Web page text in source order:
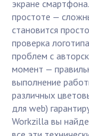
экране
простоте —
становится
проверка
проблем с
момент —
выполнение
различных
для web)
Workzilla вы